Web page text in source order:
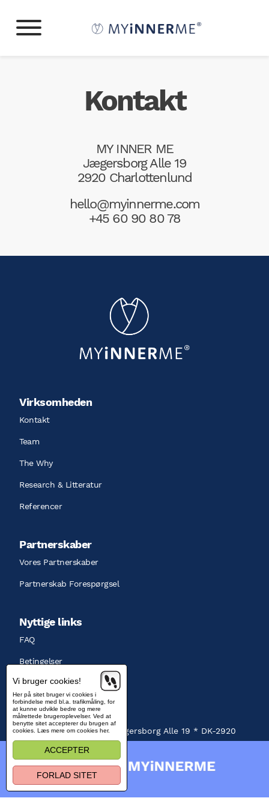
Kontakt
MY INNER ME
Jægersborg Alle 19
2920 Charlottenlund
hello@myinnerme.com
+45 60 90 80 78
Virksomheden
Kontakt
Team
The Why
Research & Litteratur
Referencer
Partnerskaber
Vores Partnerskaber
Partnerskab Forespørgsel
Nyttige links
FAQ
Betingelser
Persondatapolitik
Eksterne ressourcer
MYiNNERME ApS * Jægersborg Alle 19 * DK-2920
Charlottenlund *
Vi bruger cookies!
Her på sitet bruger vi cookies i
forbindelse med bl.a. trafikmåling, for
at kunne udvikle bedre og mere
målrettede brugeroplevelser. Ved at
benytte sitet accepterer du brugen af
cookies. Læs mere om cookies her.
ACCEPTER
FORLAD SITET